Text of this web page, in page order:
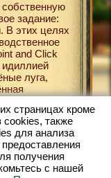
задание:
В этих целях
and Click
луга,
свою
Особую
можете
фабрик и
играм.
и
Вы, к
Вам
страницах кроме
также
для анализа
получения
с нашей